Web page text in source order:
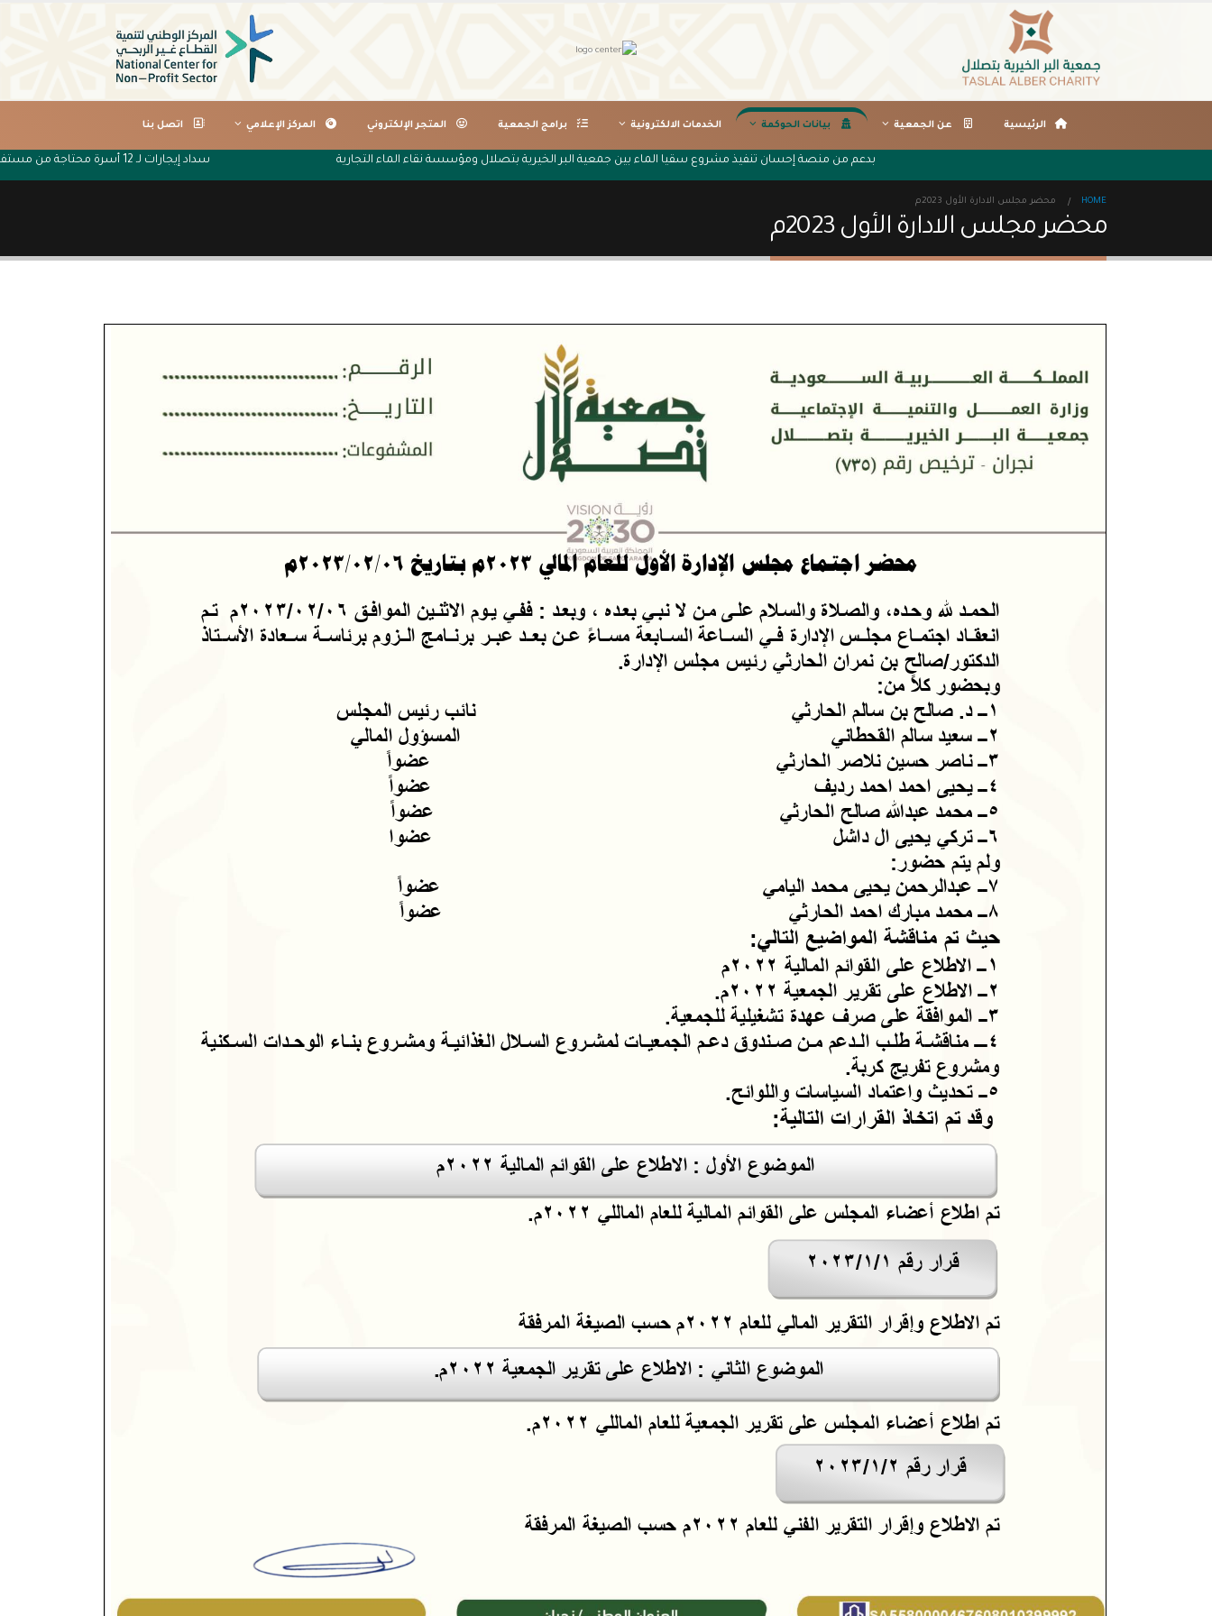
الرئيسية عن الجمعية بيانات الحوكمة الخدمات الالكترونية برامج الجمعية المتجر الإلكتروني المركز الإعلامي اتصل بنا
سداد إيجارات لـ 12 أسرة محتاجة من مستفيدي جمعية البر الخيرية بتصلال بدعم من منصة إحسان تنفيذ مشروع سقيا الماء بين جمعية البر الخيرية بتصلال ومؤسسة نقاء الماء التجارية
HOME محضر مجلس الادارة الأول 2023م
محضر مجلس الادارة الأول 2023م